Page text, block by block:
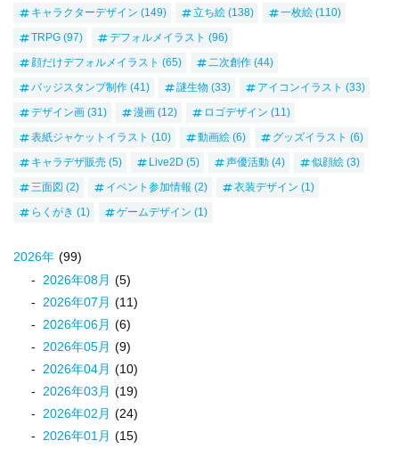
キャラクターデザイン (149) 立ち絵 (138) 一枚絵 (110)
TRPG (97) デフォルメイラスト (96)
顔だけデフォルメイラスト (65) 二次創作 (44)
バッジスタンプ制作 (41) 謎生物 (33) アイコンイラスト (33)
デザイン画 (31) 漫画 (12) ロゴデザイン (11)
表紙ジャケットイラスト (10) 動画絵 (6) グッズイラスト (6)
キャラデザ販売 (5) Live2D (5) 声優活動 (4) 似顔絵 (3)
三面図 (2) イベント参加情報 (2) 衣装デザイン (1)
らくがき (1) ゲームデザイン (1)
2026年 (99)
2026年08月 (5)
2026年07月 (11)
2026年06月 (6)
2026年05月 (9)
2026年04月 (10)
2026年03月 (19)
2026年02月 (24)
2026年01月 (15)